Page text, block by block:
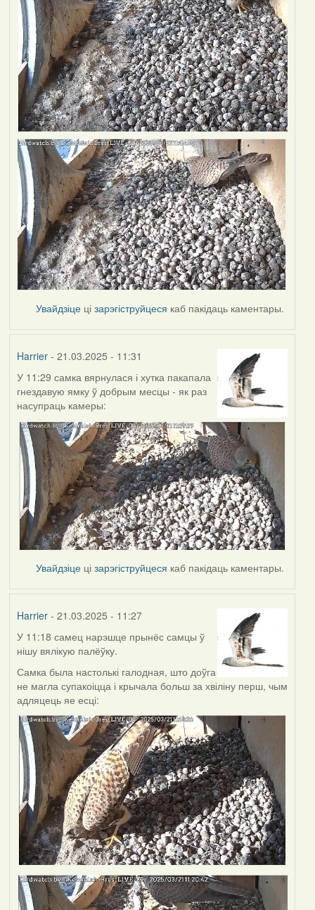
Увайдзіце цізарэгіструйцеся каб пакідаць каментары.
Harrier- 21.03.2025 - 11:31
У 11:29 самка вярнулася і хутка пакапала
гнездавую ямку ў добрым месцы - як раз
насупраць камеры:
Увайдзіце цізарэгіструйцеся каб пакідаць каментары.
Harrier- 21.03.2025 - 11:27
У 11:18 самец нарэшце прынёс самцы ў
нішу вялікую палёўку.
Самка была настолькі галодная, што доўга
не магла супакоіцца і крычала больш за хвіліну перш, чым
адляцець яе есці: